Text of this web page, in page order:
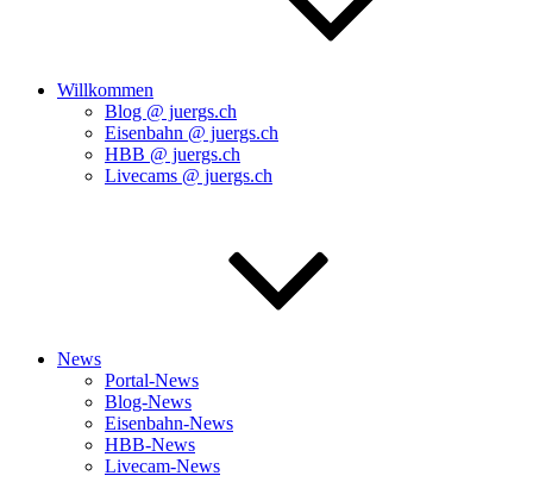
Willkommen
Blog @ juergs.ch
Eisenbahn @ juergs.ch
HBB @ juergs.ch
Livecams @ juergs.ch
News
Portal-News
Blog-News
Eisenbahn-News
HBB-News
Livecam-News